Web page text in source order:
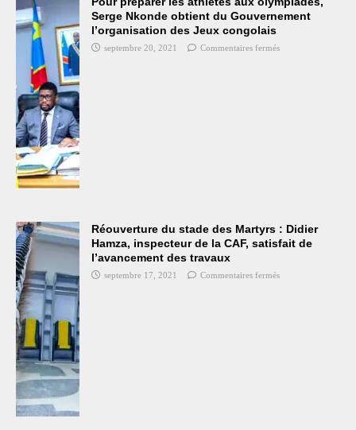
Serge Nkonde obtient du Gouvernement
l’organisation des Jeux congolais
septembre 20, 2021 Commentaires fermés
Réouverture du stade des Martyrs : Didier
Hamza, inspecteur de la CAF, satisfait de
l’avancement des travaux
septembre 17, 2021 Commentaires fermés